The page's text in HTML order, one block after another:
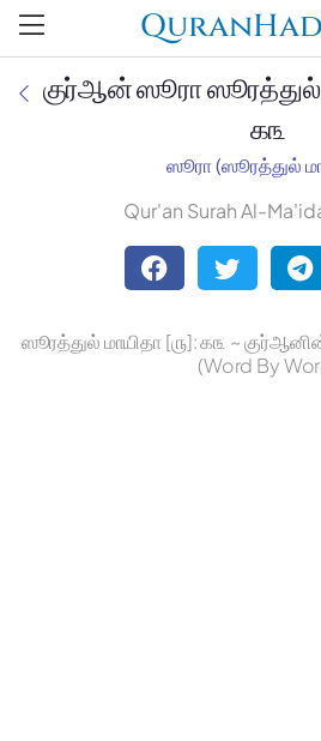
Jan Trust Foundation
Mufti Omar Sheriff Qasimi,
குர்ஆன் ஸூரா
௧௩
ஸூரா (ஸூரத்துல்
Qur'an Surah Al-
ஸூரத்துல் மாயிதா [௫]: ௧௩ ~
(Word By